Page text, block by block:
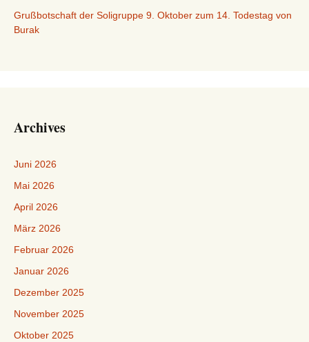
Grußbotschaft der Soligruppe 9. Oktober zum 14. Todestag von
Burak
Archives
Juni 2026
Mai 2026
April 2026
März 2026
Februar 2026
Januar 2026
Dezember 2025
November 2025
Oktober 2025